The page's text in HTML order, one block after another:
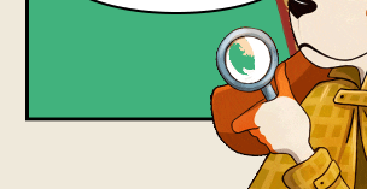
ЗНАКОМИМСЯ
С ВЛАДИМИРОМ
МАЯКОВСКИМ…
24 ДНЯ